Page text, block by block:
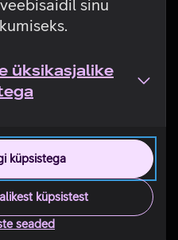
sinu
üksikasjalike
küpsistega
küpsistest
seaded